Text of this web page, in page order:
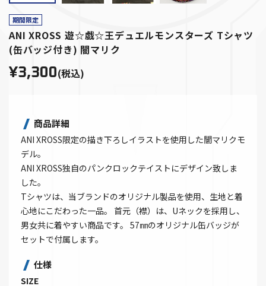
期間限定
ANI XROSS 遊☆戯☆王デュエルモンスターズ Tシャツ
(缶バッジ付き) 闇マリク
¥3,300(税込)
商品詳細
ANI XROSS限定の描き下ろしイラストを使用した闇マリクモ
デル。
ANI XROSS独自のパンクロックテイストにデザイン致しま
した。
Tシャツは、当ブランドのオリジナル製品を使用、生地と着
心地にこだわった一品。 首元（襟）は、Uネックを採用し、
男女共に着やすい商品です。 57㎜のオリジナル缶バッジが
セットで付属します。
仕様
SIZE